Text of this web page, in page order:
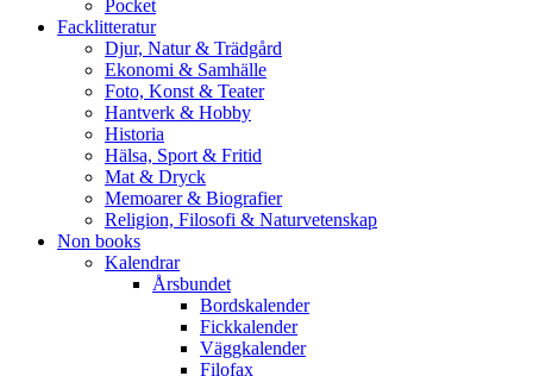
Pocket
Facklitteratur
Djur, Natur & Trädgård
Ekonomi & Samhälle
Foto, Konst & Teater
Hantverk & Hobby
Historia
Hälsa, Sport & Fritid
Mat & Dryck
Memoarer & Biografier
Religion, Filosofi & Naturvetenskap
Non books
Kalendrar
Årsbundet
Bordskalender
Fickkalender
Väggkalender
Filofax